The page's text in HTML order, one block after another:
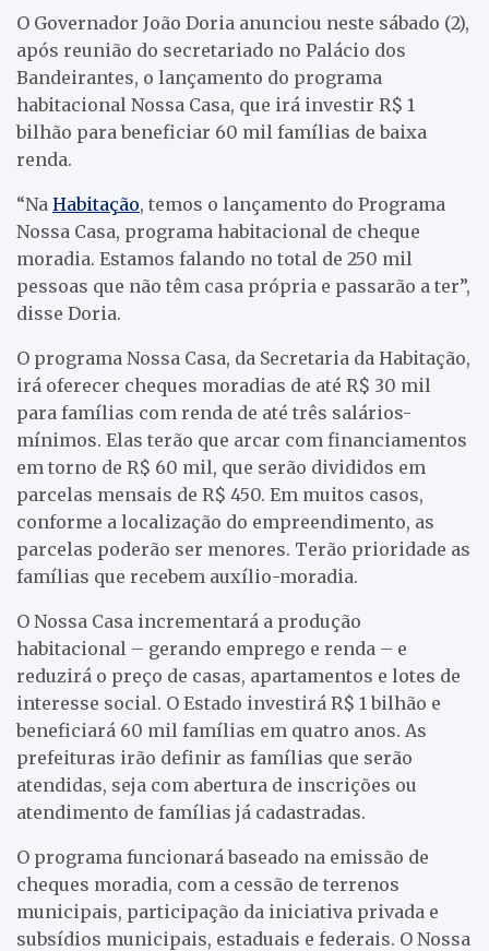
O Governador João Doria anunciou neste sábado (2),
após reunião do secretariado no Palácio dos
Bandeirantes, o lançamento do programa
habitacional Nossa Casa, que irá investir R$ 1
bilhão para beneficiar 60 mil famílias de baixa
renda.
“Na Habitação, temos o lançamento do Programa
Nossa Casa, programa habitacional de cheque
moradia. Estamos falando no total de 250 mil
pessoas que não têm casa própria e passarão a ter”,
disse Doria.
O programa Nossa Casa, da Secretaria da Habitação,
irá oferecer cheques moradias de até R$ 30 mil
para famílias com renda de até três salários-
mínimos. Elas terão que arcar com financiamentos
em torno de R$ 60 mil, que serão divididos em
parcelas mensais de R$ 450. Em muitos casos,
conforme a localização do empreendimento, as
parcelas poderão ser menores. Terão prioridade as
famílias que recebem auxílio-moradia.
O Nossa Casa incrementará a produção
habitacional – gerando emprego e renda – e
reduzirá o preço de casas, apartamentos e lotes de
interesse social. O Estado investirá R$ 1 bilhão e
beneficiará 60 mil famílias em quatro anos. As
prefeituras irão definir as famílias que serão
atendidas, seja com abertura de inscrições ou
atendimento de famílias já cadastradas.
O programa funcionará baseado na emissão de
cheques moradia, com a cessão de terrenos
municipais, participação da iniciativa privada e
subsídios municipais, estaduais e federais. O Nossa